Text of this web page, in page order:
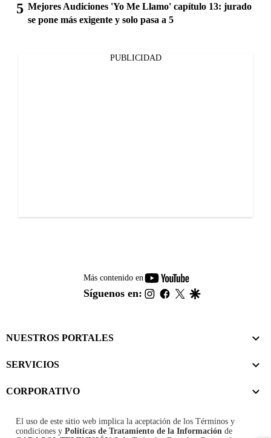
Mejores Audiciones 'Yo Me Llamo' capítulo 13: jurado
se pone más exigente y solo pasa a 5
PUBLICIDAD
Más contenido en
youtube-
footer
Síguenos en: instagram
facebook
twitter
NUESTROS PORTALES
SERVICIOS
CORPORATIVO
El uso de este sitio web implica la aceptación de los Términos y
condiciones y Políticas de Tratamiento de la Información de